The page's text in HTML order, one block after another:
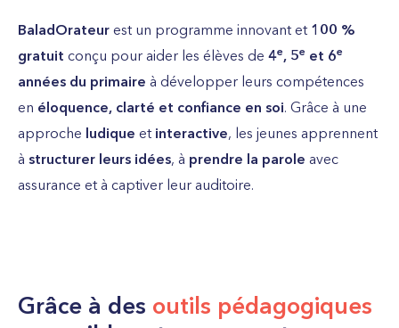
BaladOrateur est un programme innovant et 100 %
gratuit conçu pour aider les élèves de 4e, 5e et 6e
années du primaire à développer leurs compétences
en éloquence, clarté et confiance en soi. Grâce à une
approche ludique et interactive, les jeunes apprennent
à structurer leurs idées, à prendre la parole avec
assurance et à captiver leur auditoire.
Grâce à des outils pédagogiques